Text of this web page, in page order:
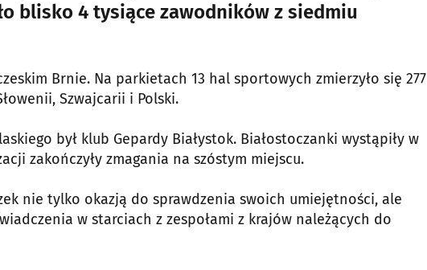
blisko 4 tysiące zawodników z siedmiu
Brnie. Na parkietach 13 hal sportowych zmierzyło się 277
Szwajcarii i Polski.
był klub Gepardy Białystok. Białostoczanki wystąpiły w
zakończyły zmagania na szóstym miejscu.
nie tylko okazją do sprawdzenia swoich umiejętności, ale
w starciach z zespołami z krajów należących do